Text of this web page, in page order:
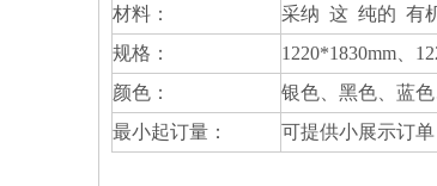
材料：
采纳 这 纯的 有
规格：
1220*1830mm、
颜色：
银色、黑色、蓝
最小起订量：
可提供小展示订单